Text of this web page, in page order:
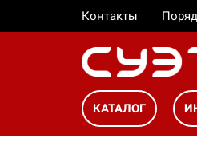
Контакты
КАТАЛОГ